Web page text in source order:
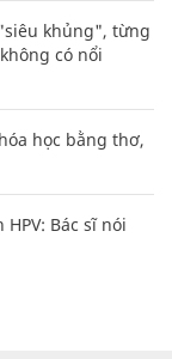
khủng", từng
có nổi
học bằng thơ,
Bác sĩ nói